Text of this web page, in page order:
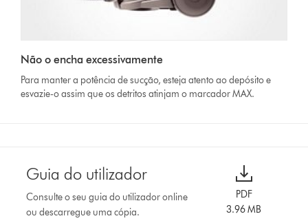
Não o encha excessivamente
Para manter a potência de sucção, esteja atento ao depósito e
esvazie-o assim que os detritos atinjam o marcador MAX.
Guia do utilizador
Consulte o seu guia do utilizador online
ou descarregue uma cópia.
PDF
3.96 MB